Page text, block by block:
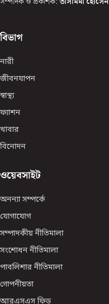
বিভাগ
নারী
জীবনযাপন
স্বাস্থ্য
ফ্যাশন
খাবার
বিনোদন
ওয়েবসাইট
অনন্যা সম্পর্কে
যোগাযোগ
সম্পাদকীয় নীতিমালা
সংশোধন নীতিমালা
পাবলিশার নীতিমালা
গোপনীয়তা
আরএসএস ফিড